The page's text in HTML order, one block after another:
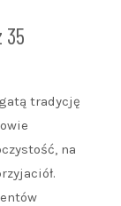
35
tradycję
na